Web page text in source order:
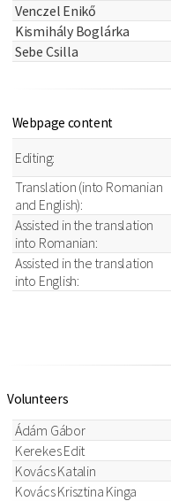
Venczel Enikő
Kismihály Boglárka
Sebe Csilla
Webpage content
Editing:
Translation (into Romanian
and English):
Assisted in the translation
into Romanian:
Assisted in the translation
into English:
Volunteers
Ádám Gábor
Kerekes Edit
Kovács Katalin
Kovács Krisztina Kinga